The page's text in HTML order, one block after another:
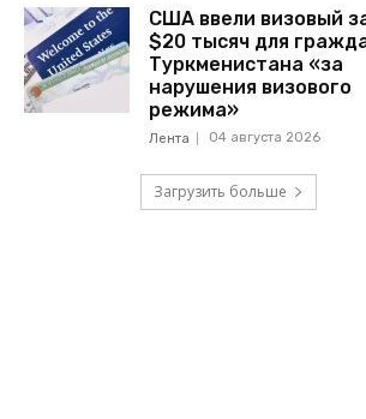
США ввели визовый
$20 тысяч для
Туркменистана «за
нарушения визового
режима»
Лента 04 августа 2026
Загрузить больше